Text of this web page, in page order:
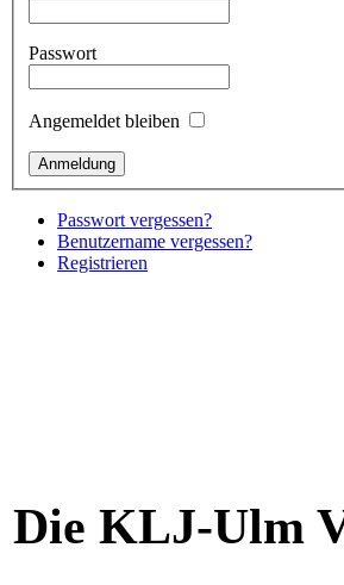
Passwort
Angemeldet bleiben
Passwort vergessen?
Benutzername vergessen?
Registrieren
Die KLJ-Ulm